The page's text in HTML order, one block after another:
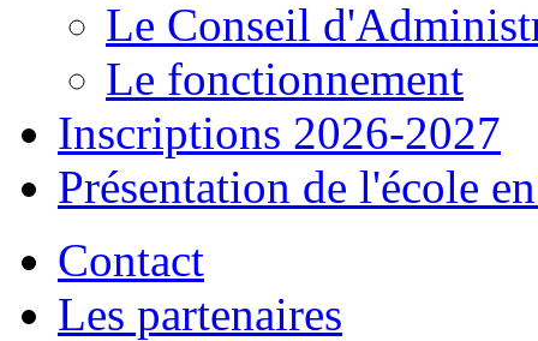
Le Conseil
Le fonctionnement
Inscriptions 2026-2027
Présentation de l'école
Contact
Les partenaires